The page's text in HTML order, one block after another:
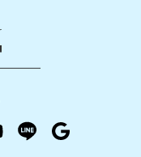
youtubeline